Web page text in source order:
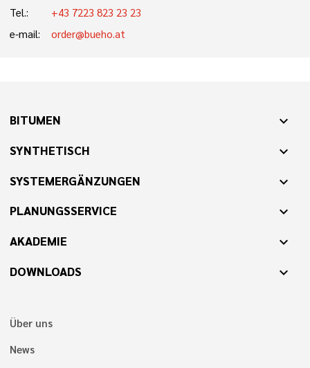
Tel.:
+43 7223 823 23 23
e-mail:
order@bueho.at
BITUMEN expand_more
SYNTHETISCH expand_more
SYSTEMERGÄNZUNGEN expand_more
PLANUNGSSERVICE expand_more
AKADEMIE expand_more
DOWNLOADS expand_more
Über uns
News